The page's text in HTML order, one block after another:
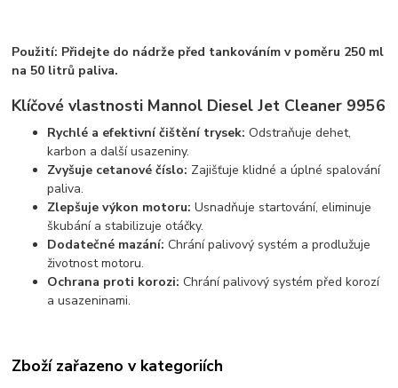
Použití: Přidejte do nádrže před tankováním v poměru 250 ml
na 50 litrů paliva.
Klíčové vlastnosti Mannol Diesel Jet Cleaner 9956
Rychlé a efektivní čištění trysek: Odstraňuje dehet,
karbon a další usazeniny.
Zvyšuje cetanové číslo: Zajišťuje klidné a úplné spalování
paliva.
Zlepšuje výkon motoru: Usnadňuje startování, eliminuje
škubání a stabilizuje otáčky.
Dodatečné mazání: Chrání palivový systém a prodlužuje
životnost motoru.
Ochrana proti korozi: Chrání palivový systém před korozí
a usazeninami.
Zboží zařazeno v kategoriích